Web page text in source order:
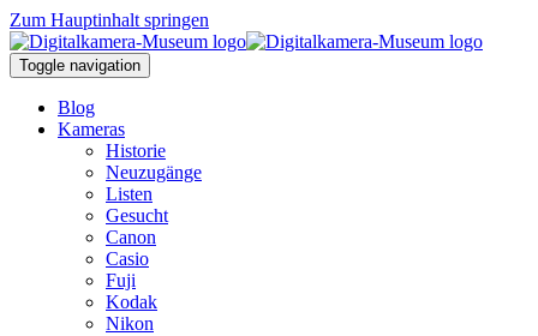
Zum Hauptinhalt springen
Toggle navigation
Blog
Kameras
Historie
Neuzugänge
Listen
Gesucht
Canon
Casio
Fuji
Kodak
Nikon